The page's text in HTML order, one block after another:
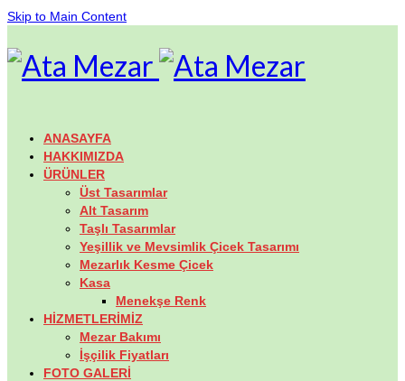
Skip to Main Content
ANASAYFA
HAKKIMIZDA
ÜRÜNLER
Üst Tasarımlar
Alt Tasarım
Taşlı Tasarımlar
Yeşillik ve Mevsimlik Çicek Tasarımı
Mezarlık Kesme Çicek
Kasa
Menekşe Renk
HİZMETLERİMİZ
Mezar Bakımı
İşçilik Fiyatları
FOTO GALERİ